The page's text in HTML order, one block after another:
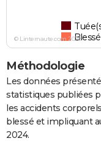
© Linternaute.com 2026
Méthodologie
Les données
statistiques publiées
les accidents
blessé et impliquant
2024.